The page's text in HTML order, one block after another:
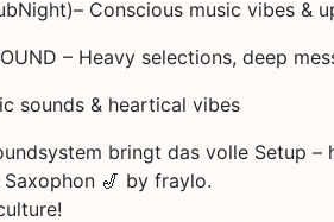
Conscious music vibes &
– Heavy selections, deep
sounds & heartical vibes
bringt das volle Setup –
🎷 by fraylo.